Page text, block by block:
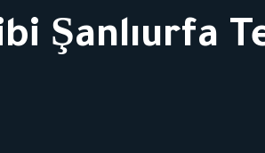
Şanlıurfa